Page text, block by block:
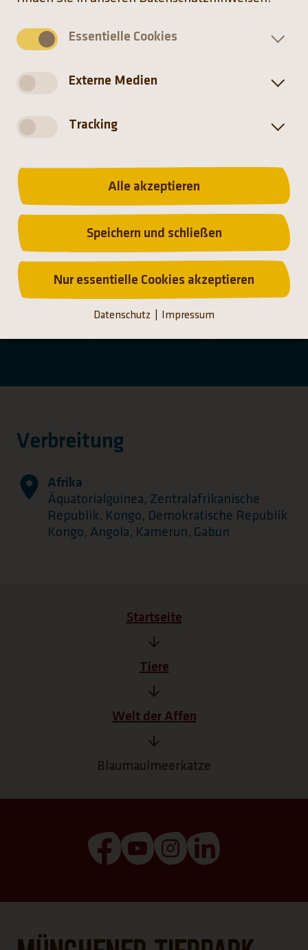
Blaumaulmeerkatzen können bis zu 20 m weit
Schwanz zur Steuerung dient.
Verbreitung
Verbreitung
Afrika
Äquatorialguinea, Zentralafrikanische
Republik, Kongo, Demokratische Republik
Kongo, Angola, Kamerun, Gabun
Startseite
Tiere
Welt der Affen
Blaumaulmeerkatze
(Link öffnet einen neuen Tab)
(Link öffnet einen neuen
(Link öffnet einen
Essentielle Cookies
Externe Medien
Tracking
Alle akzeptieren
Speichern und schließen
Nur essentielle Cookies akzeptieren
Datenschutz Impressum